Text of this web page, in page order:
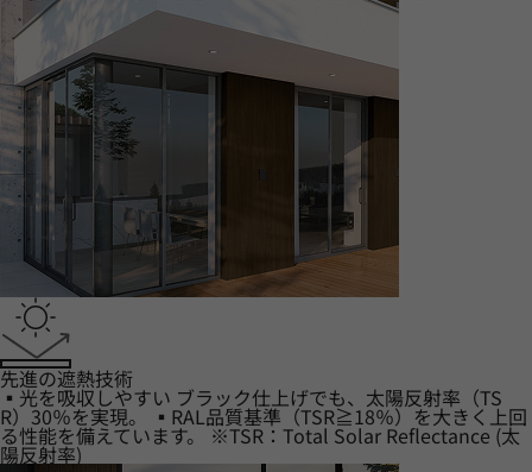
先進の遮熱技術
▪光を吸収しやすい ブラック仕上げでも、太陽反射率（TS
R）30％を実現。 ▪RAL品質基準（TSR≧18％）を大きく上回
る性能を備えています。 ※TSR：Total Solar Reflectance (太
陽反射率)